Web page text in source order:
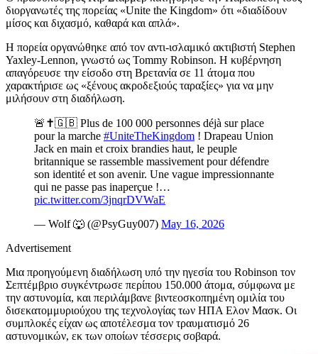
διοργανωτές της πορείας «Unite the Kingdom» ότι «διαδίδουν
μίσος και διχασμό, καθαρά και απλά».
Η πορεία οργανώθηκε από τον αντι-ισλαμικό ακτιβιστή Stephen
Yaxley-Lennon, γνωστό ως Tommy Robinson. Η κυβέρνηση
απαγόρευσε την είσοδο στη Βρετανία σε 11 άτομα που
χαρακτήρισε ως «ξένους ακροδεξιούς ταραξίες» για να μην
μιλήσουν στη διαδήλωση.
🚨✝️🇬🇧 Plus de 100 000 personnes déjà sur place
pour la marche #UniteTheKingdom ! Drapeau Union
Jack en main et croix brandies haut, le peuple
britannique se rassemble massivement pour défendre
son identité et son avenir. Une vague impressionnante
qui ne passe pas inaperçue !…
pic.twitter.com/3jnqrDVWaE
— Wolf 🐺 (@PsyGuy007) May 16, 2026
Advertisement
Μια προηγούμενη διαδήλωση υπό την ηγεσία του Robinson τον
Σεπτέμβριο συγκέντρωσε περίπου 150.000 άτομα, σύμφωνα με
την αστυνομία, και περιλάμβανε βιντεοσκοπημένη ομιλία του
δισεκατομμυριούχου της τεχνολογίας των ΗΠΑ Ελον Mασκ. Οι
συμπλοκές είχαν ως αποτέλεσμα τον τραυματισμό 26
αστυνομικών, εκ των οποίων τέσσερις σοβαρά.